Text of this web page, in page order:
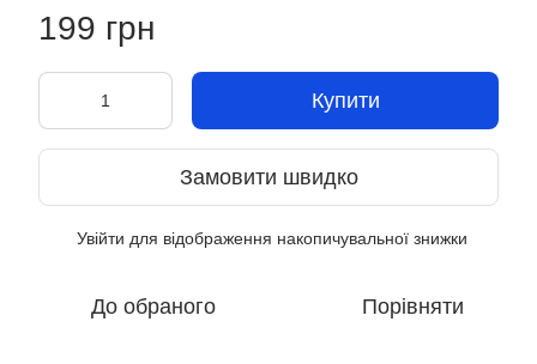
199 грн
Купити
Замовити швидко
Увійти для відображення накопичувальної знижки
До обраного Порівняти